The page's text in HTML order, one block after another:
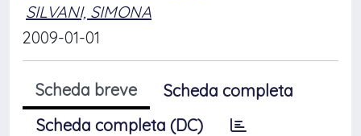
SILVANI, SIMONA
2009-01-01
Scheda breve
Scheda completa
Scheda completa (DC)